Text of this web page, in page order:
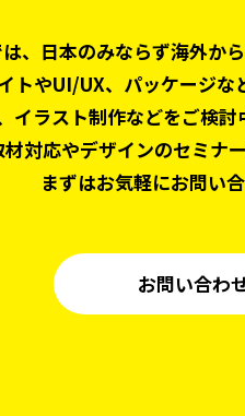
、日本のみならず海外か
トやUI/UX、パッケージな
イラスト制作などをご検討
材対応やデザインのセミナ
まずはお気軽にお問い
お問い合わ